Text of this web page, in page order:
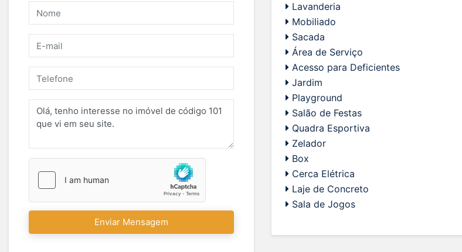
Enviar Mensagem
Lavanderia
Mobiliado
Sacada
Área de Serviço
Acesso para Deficientes
Jardim
Playground
Salão de Festas
Quadra Esportiva
Zelador
Box
Cerca Elétrica
Laje de Concreto
Sala de Jogos